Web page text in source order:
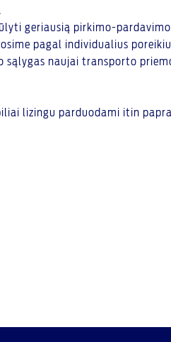
geriausią pirkimo-
pagal individualius
sąlygas naujai transporto
lizingu parduodami itin